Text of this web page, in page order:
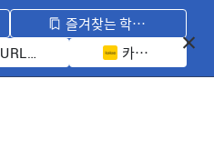
즐겨찾는 학교 모아보기
URL 복사 카카오톡 공유